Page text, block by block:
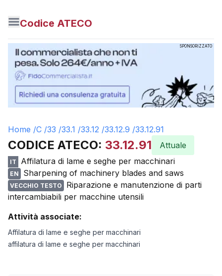
Codice ATECO
SPONSORIZZATO
Home /C /33 /33.1 /33.12 /33.12.9 /33.12.91
CODICE ATECO: 33.12.91 Attuale
IT Affilatura di lame e seghe per macchinari
EN Sharpening of machinery blades and saws
VECCHIO TESTO
Riparazione e manutenzione di parti
intercambiabili per macchine utensili
Attività associate:
Affilatura di lame e seghe per macchinari
affilatura di lame e seghe per macchinari